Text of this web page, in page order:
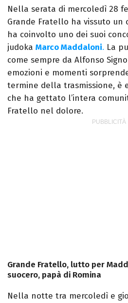
videomaking e
passatempo preferito.
Nella serata di mercoledì 28
Grande Fratello ha vissuto un
ha coinvolto uno dei suoi
judoka Marco Maddaloni. La
come sempre da Alfonso
emozioni e momenti
termine della trasmissione, è
che ha gettato l’intera
Fratello nel dolore.
Grande Fratello, lutto per
suocero, papà di Romina
Nella notte tra mercoledì e